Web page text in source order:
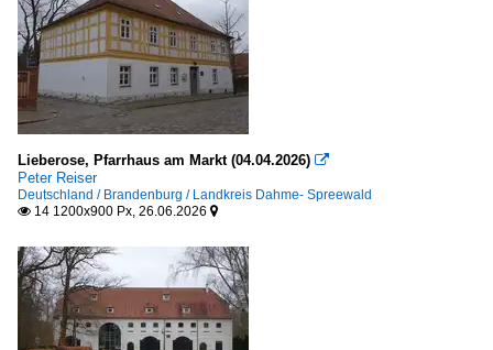
Lieberose, Pfarrhaus am Markt (04.04.2026) 
Peter Reiser
Deutschland / Brandenburg / Landkreis Dahme- Spreewald
 14 1200x900 Px, 26.06.2026 